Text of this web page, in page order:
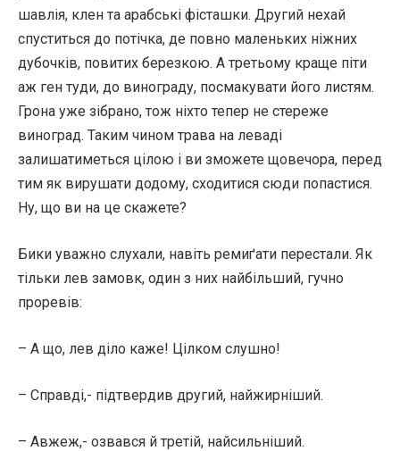
шавлія, клен та арабські фісташки. Другий нехай
спуститься до потічка, де повно маленьких ніжних
дубочків, повитих березкою. А третьому краще піти
аж ген туди, до винограду, посмакувати його листям.
Грона уже зібрано, тож ніхто тепер не стереже
виноград. Таким чином трава на леваді
залишатиметься цілою і ви зможете щовечора, перед
тим як вирушати додому, сходитися сюди попастися.
Ну, що ви на це скажете?
Бики уважно слухали, навіть ремиґати перестали. Як
тільки лев замовк, один з них найбільший, гучно
проревів:
– А що, лев діло каже! Цілком слушно!
– Справді,- підтвердив другий, найжирніший.
– Авжеж,- озвався й третій, найсильніший.